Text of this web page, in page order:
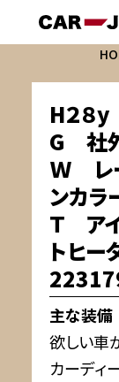
H２
G 社
Ｗ レ
ンカ
Ｔ ア
トヒー
主な装備
欲しい車
カーディ